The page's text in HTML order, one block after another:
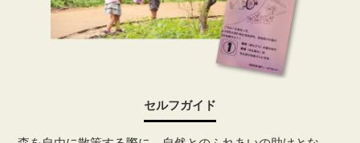
セルフガイド